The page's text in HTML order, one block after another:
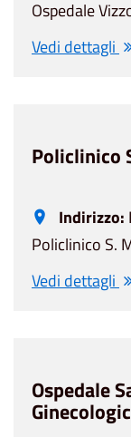
Ospedale
Vedi dettagli
Policlinico
Indirizzo:
Policlinico S.
Vedi dettagli
Ospedale